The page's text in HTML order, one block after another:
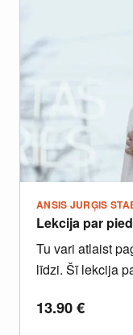
ANSIS JURĢIS
Lekcija par
Tu vari atlaist
līdzi. Šī lekcija
13.90€